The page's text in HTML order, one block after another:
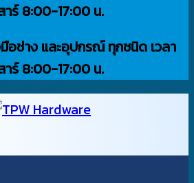
าร์ 8:00-17:00 น.
อช่าง และอุปกรณ์ ทุกชนิด เวลา
าร์ 8:00-17:00 น.